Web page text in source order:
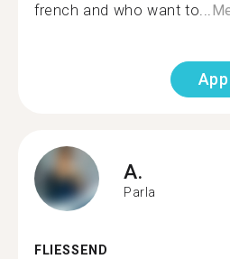
french and who want to...
A.
Parla
FLIESSEND